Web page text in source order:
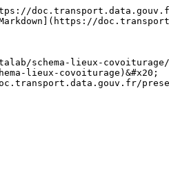
schema-lieux-
lieux-covoiturage)&#x20;